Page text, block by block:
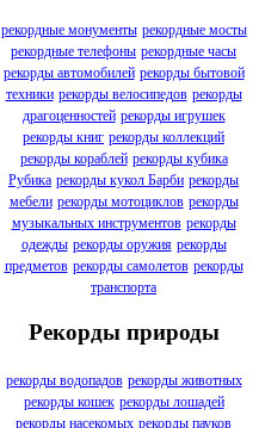
рекордные монументы рекордные мосты
рекордные телефоны рекордные часы
рекорды автомобилей рекорды бытовой
техники рекорды велосипедов рекорды
драгоценностей рекорды игрушек
рекорды книг рекорды коллекций
рекорды кораблей рекорды кубика
Рубика рекорды кукол Барби рекорды
мебели рекорды мотоциклов рекорды
музыкальных инструментов рекорды
одежды рекорды оружия рекорды
предметов рекорды самолетов рекорды
транспорта
Рекорды природы
рекорды водопадов рекорды животных
рекорды кошек рекорды лошадей
рекорды насекомых рекорды пауков